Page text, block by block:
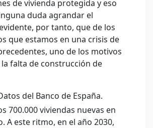
de vivienda protegida y eso
duda agrandar el
por tanto, que de los
que estamos en una crisis de
uno de los motivos
falta de construcción de
del Banco de España.
700.000 viviendas nuevas en
A este ritmo, en el año 2030,